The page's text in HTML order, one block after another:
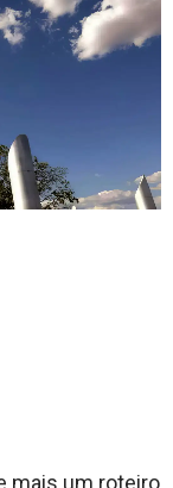
mais um roteiro